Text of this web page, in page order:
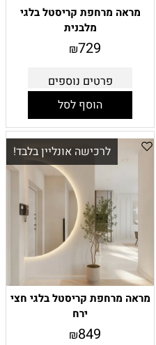
מראה מרחפת קריסטל בלגי
מלבנית
₪729
פרטים נוספים
הוסף לסל
לרכישה אונליין בלבד!
מראה מרחפת קריסטל בלגי חצי
ירח
₪849